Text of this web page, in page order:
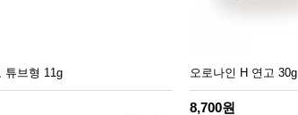
튜브형 11g 오로나인 H 연고 30g
8,700원